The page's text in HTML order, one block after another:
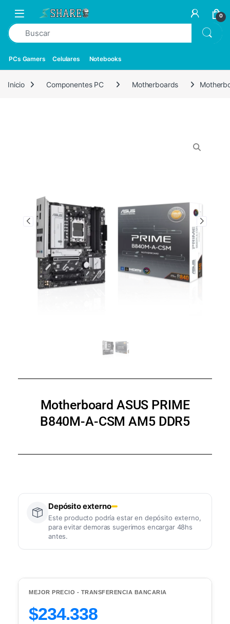
0
PCs Gamers Celulares Notebooks
Inicio Componentes PC Motherboards
Motherboard ASUS PRIME
B840M-A-CSM AM5 DDR5
Depósito externo
Este producto podría estar en depósito externo,
para evitar demoras sugerimos encargar 48hs
antes.
MEJOR PRECIO - TRANSFERENCIA BANCARIA
$234.338